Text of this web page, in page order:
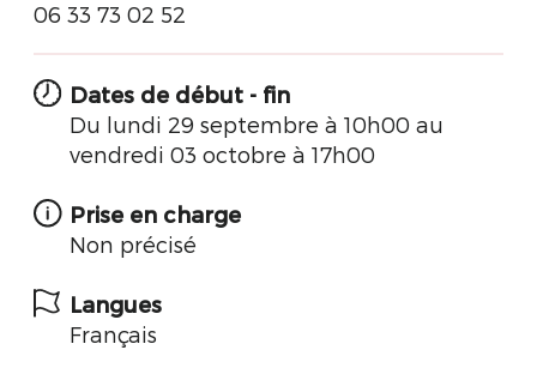
06 33 73 02 52
Dates de début - fin
Du lundi 29 septembre à 10h00 au
vendredi 03 octobre à 17h00
Prise en charge
Non précisé
Langues
Français